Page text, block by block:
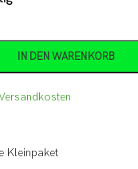
IN DEN WARENKORB
Kleinpaket